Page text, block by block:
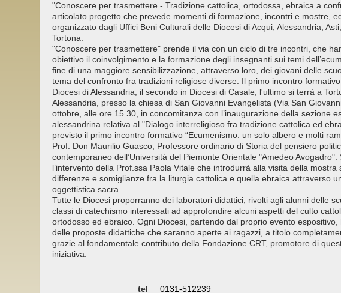
"Conoscere per trasmettere - Tradizione cattolica, ortodossa, ebraica a
articolato progetto che prevede momenti di formazione, incontri e mostre,
organizzato dagli Uffici Beni Culturali delle Diocesi di Acqui, Alessandria,
Tortona.
"Conoscere per trasmettere" prende il via con un ciclo di tre incontri, che
obiettivo il coinvolgimento e la formazione degli insegnanti sui temi
fine di una maggiore sensibilizzazione, attraverso loro, dei giovani delle
tema del confronto fra tradizioni religiose diverse. Il primo incontro
Diocesi di Alessandria, il secondo in Diocesi di Casale, l'ultimo si terrà a
Alessandria, presso la chiesa di San Giovanni Evangelista (Via San
ottobre, alle ore 15.30, in concomitanza con l’inaugurazione della sezione
alessandrina relativa al "Dialogo interreligioso fra tradizione cattolica ed
previsto il primo incontro formativo “Ecumenismo: un solo albero e molti
Prof. Don Maurilio Guasco, Professore ordinario di Storia del pensiero
contemporaneo dell’Università del Piemonte Orientale "Amedeo Avogadro".
l’intervento della Prof.ssa Paola Vitale che introdurrà alla visita della mostra
differenze e somiglianze fra la liturgia cattolica e quella ebraica attraverso
oggettistica sacra.
Tutte le Diocesi proporranno dei laboratori didattici, rivolti agli alunni delle
classi di catechismo interessati ad approfondire alcuni aspetti del culto
ortodosso ed ebraico. Ogni Diocesi, partendo dal proprio evento espositivo,
delle proposte didattiche che saranno aperte ai ragazzi, a titolo
grazie al fondamentale contributo della Fondazione CRT, promotore di
iniziativa.
tel 0131-512239